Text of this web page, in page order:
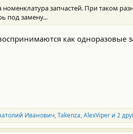
запчастей. При таком
под замену...
как одноразовые
Иванович,Takenza,AlexViperи 2